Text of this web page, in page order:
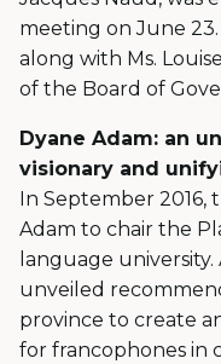
meeting on June
along with Ms.
of the Board of
Dyane Adam: an
visionary and
In September 2016,
Adam to chair the
language university.
unveiled
province to create
for francophones in